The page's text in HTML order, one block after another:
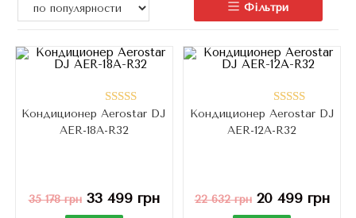
Фільтри
Оценка
5.00
Кондиционер Aerostar DJ
AER-18A-R32
35 178грн 33 499грн
Оценка
5.00
Кондиционер Aerostar DJ
AER-12A-R32
22 632грн 20 499грн